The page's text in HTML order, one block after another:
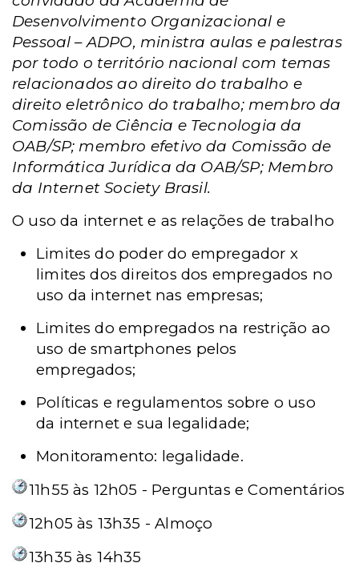
Desenvolvimento Organizacional e
Pessoal – ADPO, ministra aulas e palestras
por todo o território nacional com temas
relacionados ao direito do trabalho e
direito eletrônico do trabalho; membro da
Comissão de Ciência e Tecnologia da
OAB/SP; membro efetivo da Comissão de
Informática Jurídica da OAB/SP; Membro
da Internet Society Brasil.
O uso da internet e as relações de trabalho
Limites do poder do empregador x
limites dos direitos dos empregados no
uso da internet nas empresas;
Limites do empregados na restrição ao
uso de smartphones pelos
empregados;
Políticas e regulamentos sobre o uso
da internet e sua legalidade;
Monitoramento: legalidade.
11h55 às 12h05 - Perguntas e Comentários
12h05 às 13h35 - Almoço
13h35 às 14h35